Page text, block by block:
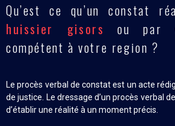
Qu’est ce qu’un constat
huissier gisors
ou par
compétent à votre region ?
Le procès verbal de constat est un acte
de justice. Le dressage d’un procès verbal
d’établir une réalité à un moment précis.